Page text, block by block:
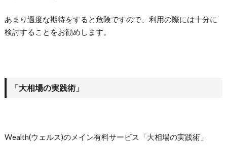
あまり過度な期待をすると危険ですので、利用の際には十分に
検討することをお勧めします。
「大相場の実践術」
Wealth(ウェルス)のメイン有料サービス「大相場の実践術」